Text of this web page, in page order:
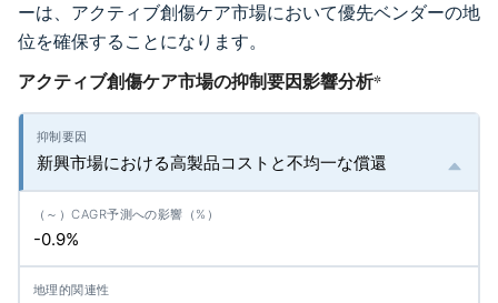
ーは、アクティブ創傷ケア市場において優先ベンダーの地
位を確保することになります。
アクティブ創傷ケア市場の抑制要因影響分析*
新興市場における高製品コストと不均一な償還
-0.9%